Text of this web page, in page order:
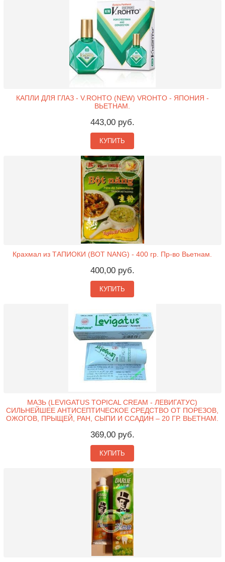
КАПЛИ ДЛЯ ГЛАЗ - V.ROHTO (NEW) VROHTO - ЯПОНИЯ -
ВЬЕТНАМ.
443,00 руб.
КУПИТЬ
Крахмал из ТАПИОКИ (BOT NANG) - 400 гр. Пр-во Вьетнам.
400,00 руб.
КУПИТЬ
МАЗЬ (LEVIGATUS TOPICAL CREAM - ЛЕВИГАТУС)
СИЛЬНЕЙШЕЕ АНТИСЕПТИЧЕСКОЕ СРЕДСТВО ОТ ПОРЕЗОВ,
ОЖОГОВ, ПРЫЩЕЙ, РАН, СЫПИ И ССАДИН – 20 ГР. ВЬЕТНАМ.
369,00 руб.
КУПИТЬ